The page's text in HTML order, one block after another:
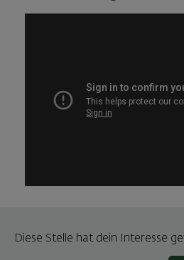
Diese Stelle hat dein Interesse